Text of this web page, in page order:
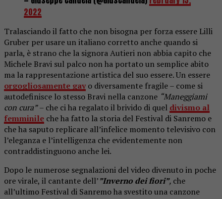
2022
Tralasciando il fatto che non bisogna per forza essere Lilli
Gruber per usare un italiano corretto anche quando si
parla, è strano che la signora Autieri non abbia capito che
Michele Bravi sul palco non ha portato un semplice abito
ma la rappresentazione artistica del suo essere. Un essere
orgogliosamente gayo diversamente fragile – come si
autodefinisce lo stesso Bravi nella canzone “Maneggiami
con cura”– che ci ha regalato il brivido di quel divismo al
femminile che ha fatto la storia del Festival di Sanremo e
che ha saputo replicare all’infelice momento televisivo con
l’eleganza e l’intelligenza che evidentemente non
contraddistinguono anche lei.
Dopo le numerose segnalazioni del video divenuto in poche
ore virale, il cantante dell’”Inverno dei fiori”, che
all’ultimo Festival di Sanremo ha svestito una canzone